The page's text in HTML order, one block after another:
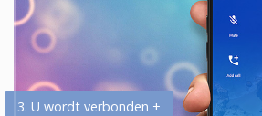
3. U wordt verbonden +